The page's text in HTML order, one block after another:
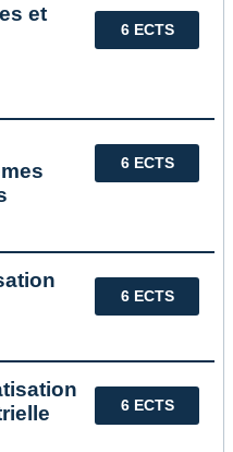
6 ECTS
et
6 ECTS
6 ECTS
6 ECTS